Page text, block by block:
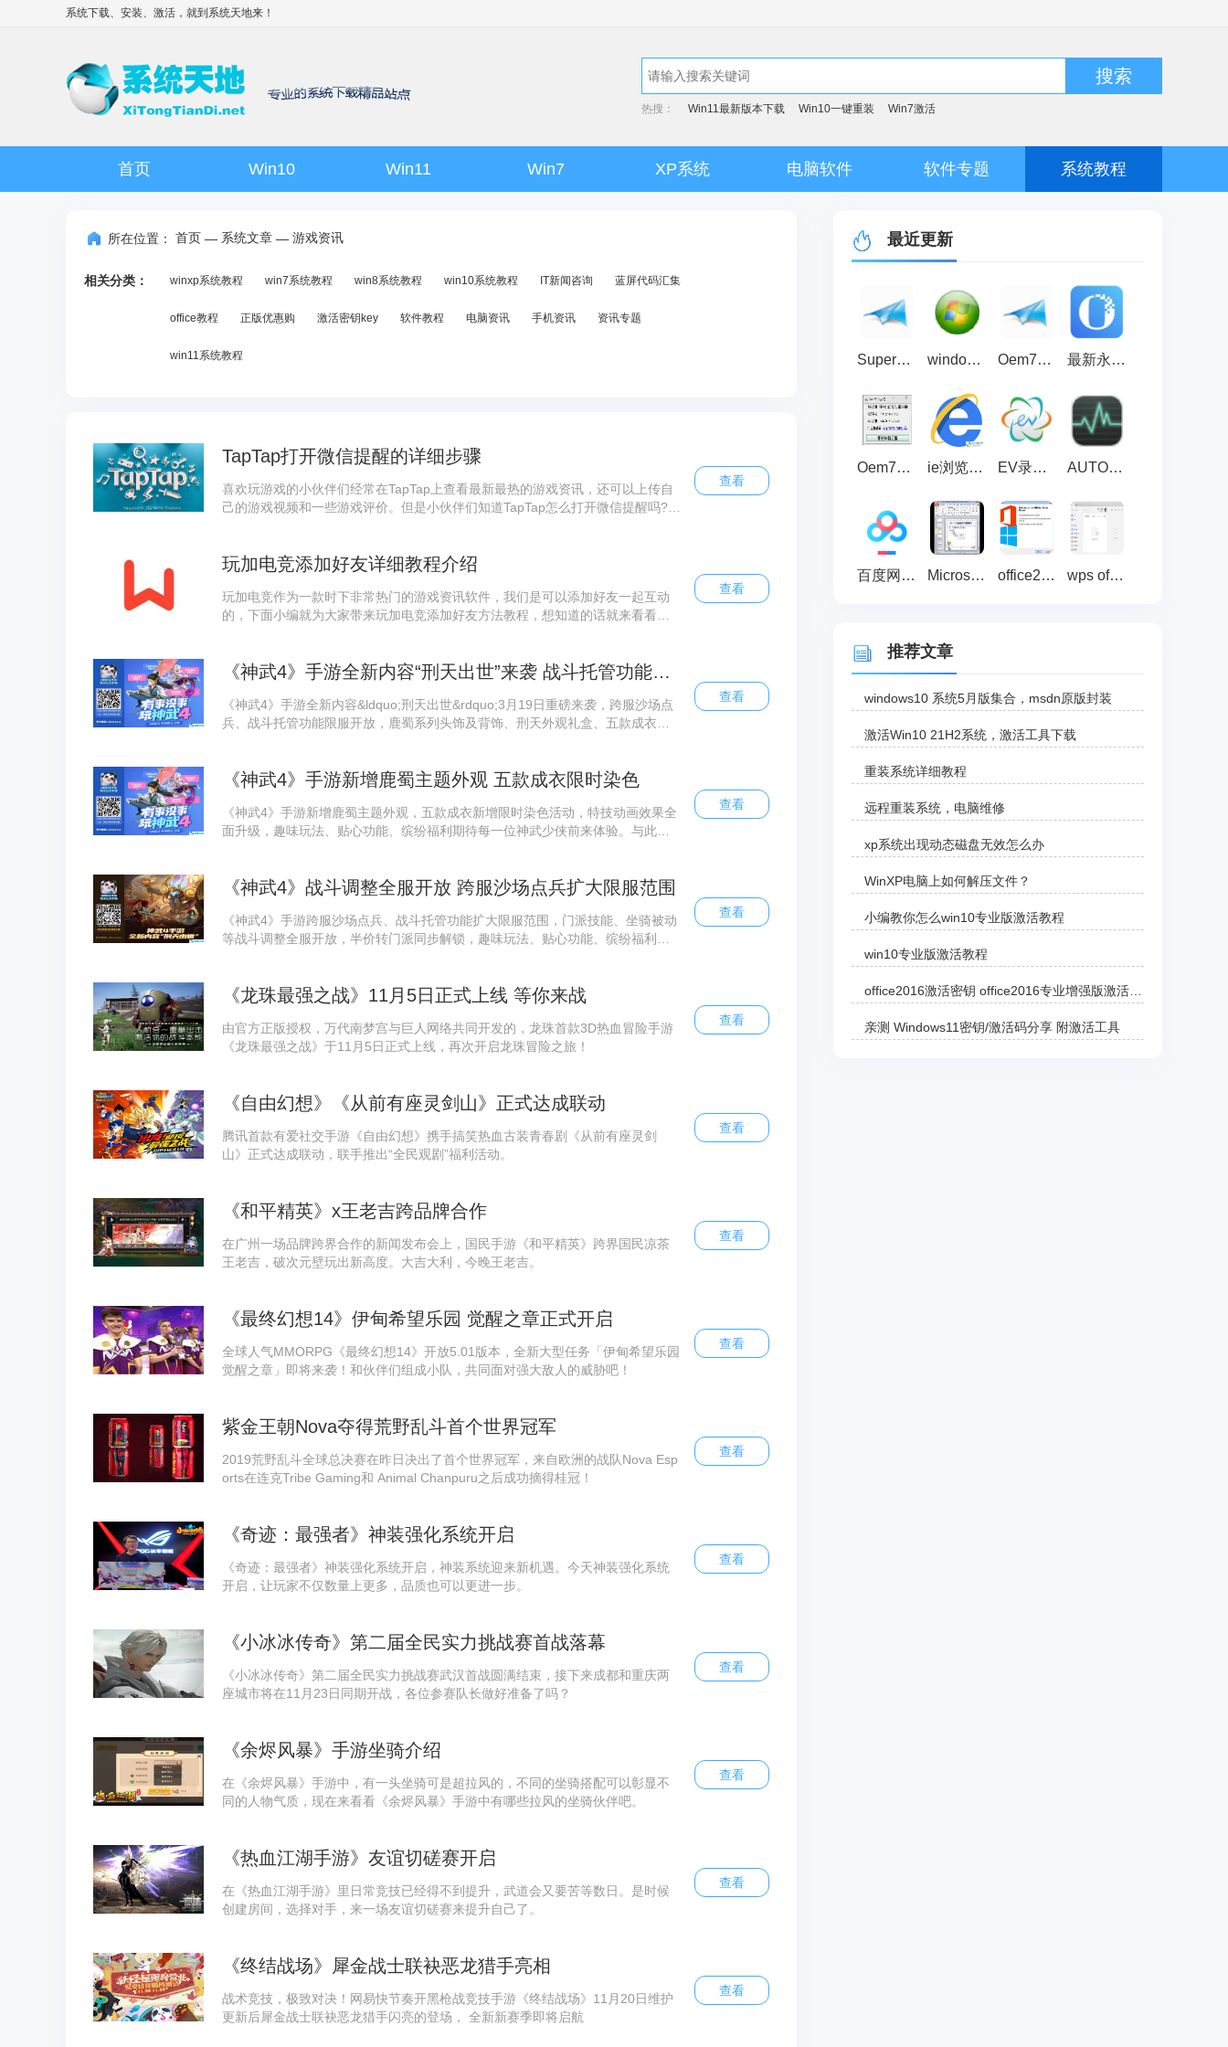
系统下载、安装、激活，就到 系统天地来！
搜索
热搜： Win11最新版本下载 Win10一键重装 Win7激活
首页 Win10 Win11 Win7 XP系统 电脑软件 软件专题 系统教程
所在位置： 首页 — 系统文章 — 游戏资讯
相关分类： winxp系统教程 win7系统教程 win8系统教程 win10系统教程 IT新闻咨询 蓝屏代码汇集
office教程 正版优惠购 激活密钥key 软件教程 电脑资讯 手机资讯 资讯专题
win11系统教程
TapTap打开微信提醒的详细步骤
喜欢玩游戏的小伙伴们经常在TapTap上查看最新最热的游戏资讯，还可以上传自
己的游戏视频和一些游戏评价。但是小伙伴们知道TapTap怎么打开微信提醒吗?下
查看
玩加电竞添加好友详细教程介绍
玩加电竞作为一款时下非常热门的游戏资讯软件，我们是可以添加好友一起互动
的，下面小编就为大家带来玩加电竞添加好友方法教程，想知道的话就来看看
查看
《神武4》手游全新内容“刑天出世”来袭 战斗托管功能限服开放
《神武4》手游全新内容&ldquo;刑天出世&rdquo;3月19日重磅来袭，跨服沙场点
兵、战斗托管功能限服开放，鹿蜀系列头饰及背饰、刑天外观礼盒、五款成衣新
查看
《神武4》手游新增鹿蜀主题外观 五款成衣限时染色
《神武4》手游新增鹿蜀主题外观，五款成衣新增限时染色活动，特技动画效果全
面升级，趣味玩法、贴心功能、缤纷福利期待每一位神武少侠前来体验。与此同
查看
《神武4》战斗调整全服开放 跨服沙场点兵扩大限服范围
《神武4》手游跨服沙场点兵、战斗托管功能扩大限服范围，门派技能、坐骑被动
等战斗调整全服开放，半价转门派同步解锁，趣味玩法、贴心功能、缤纷福利期
查看
《龙珠最强之战》11月5日正式上线 等你来战
由官方正版授权，万代南梦宫与巨人网络共同开发的，龙珠首款3D热血冒险手游
《龙珠最强之战》于11月5日正式上线，再次开启龙珠冒险之旅！
查看
《自由幻想》《从前有座灵剑山》正式达成联动
腾讯首款有爱社交手游《自由幻想》携手搞笑热血古装青春剧《从前有座灵剑
山》正式达成联动，联手推出“全民观剧”福利活动。
查看
《和平精英》x王老吉跨品牌合作
在广州一场品牌跨界合作的新闻发布会上，国民手游《和平精英》跨界国民凉茶
王老吉，破次元壁玩出新高度。大吉大利，今晚王老吉。
查看
《最终幻想14》伊甸希望乐园 觉醒之章正式开启
全球人气MMORPG《最终幻想14》开放5.01版本，全新大型任务「伊甸希望乐园
觉醒之章」即将来袭！和伙伴们组成小队，共同面对强大敌人的威胁吧！
查看
紫金王朝Nova夺得荒野乱斗首个世界冠军
2019荒野乱斗全球总决赛在昨日决出了首个世界冠军，来自欧洲的战队Nova Esp
orts在连克Tribe Gaming和 Animal Chanpuru之后成功摘得桂冠！
查看
《奇迹：最强者》神装强化系统开启
《奇迹：最强者》神装强化系统开启，神装系统迎来新机遇。今天神装强化系统
开启，让玩家不仅数量上更多，品质也可以更进一步。
查看
《小冰冰传奇》第二届全民实力挑战赛首战落幕
《小冰冰传奇》第二届全民实力挑战赛武汉首战圆满结束，接下来成都和重庆两
座城市将在11月23日同期开战，各位参赛队长做好准备了吗？
查看
《余烬风暴》手游坐骑介绍
在《余烬风暴》手游中，有一头坐骑可是超拉风的，不同的坐骑搭配可以彰显不
同的人物气质，现在来看看《余烬风暴》手游中有哪些拉风的坐骑伙伴吧。
查看
《热血江湖手游》友谊切磋赛开启
在《热血江湖手游》里日常竞技已经得不到提升，武道会又要苦等数日。是时候
创建房间，选择对手，来一场友谊切磋赛来提升自己了。
查看
《终结战场》犀金战士联袂恶龙猎手亮相
战术竞技，极致对决！网易快节奏开黑枪战竞技手游《终结战场》11月20日维护
更新后犀金战士联袂恶龙猎手闪亮的登场， 全新新赛季即将启航
查看
最近更新
SuperOem7 V2（win7激活工具） windows loader(win8激活工具) v2.5 绿色版 Oem7F7(win7激活工具) V7.0 绿色版 最新永中office2021个人版免费官方版
Oem7F7 By小马 3.3绿色版_win7激活工具 ie浏览器 最新版 EV录屏软件 AUTO Uninstaller密钥破解注册机 V1.0 绿色免费版
百度网盘超级会员激活码免费领取器 2020 最新免费版 Microsoft office 2010 官方完整版下载 office2016激活工具(KMS) V10.2.0 wps office2019 官方下载完整破解版（wps办公软件）
推荐文章
windows10 系统5月版集合，msdn原版封装
激活Win10 21H2系统，激活工具下载
重装系统详细教程
远程重装系统，电脑维修
xp系统出现动态磁盘无效怎么办
WinXP电脑上如何解压文件？
小编教你怎么win10专业版激活教程
win10专业版激活教程
亲测 Windows11密钥/激活码分享 附激活工具